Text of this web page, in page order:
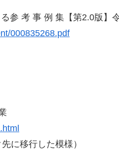
参 考 事 例 集【第2.0版】
000835268.pdf
に移行した模様）